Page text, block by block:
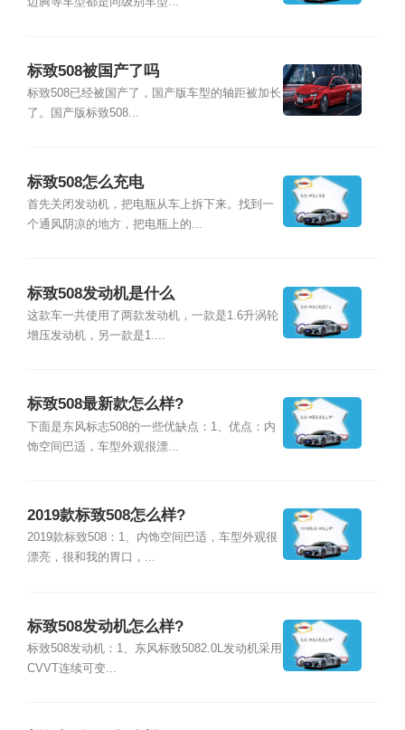
标致508被国产了吗
标致508已经被国产了，国产版车型的轴距被加长
了。国产版标致508...
标致508怎么充电
首先关闭发动机，把电瓶从车上拆下来。找到一
个通风阴凉的地方，把电瓶上的...
标致508发动机是什么
这款车一共使用了两款发动机，一款是1.6升涡轮
增压发动机，另一款是1....
标致508最新款怎么样?
下面是东风标志508的一些优缺点：1、优点：内
饰空间巴适，车型外观很漂...
2019款标致508怎么样?
2019款标致508：1、内饰空间巴适，车型外观很
漂亮，很和我的胃口，...
标致508发动机怎么样?
标致508发动机：1、东风标致5082.0L发动机采用
CVVT连续可变...